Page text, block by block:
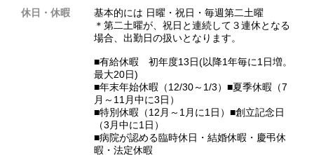
休日・休暇
基本的には 日曜・祝日・毎週第二土曜
＊第二土曜が、祝日と連続して３連休となる
場合、出勤日の扱いとなります。
■有給休暇 初年度13日(以降1年毎に1日増。
最大20日)
■年末年始休暇（12/30～1/3）■夏季休暇（7
月～11月中に3日）
■特別休暇（12月～1月に1日）■創立記念日
（3月中に1日）
■病院が認める臨時休日・結婚休暇・慶弔休
暇・法定休暇